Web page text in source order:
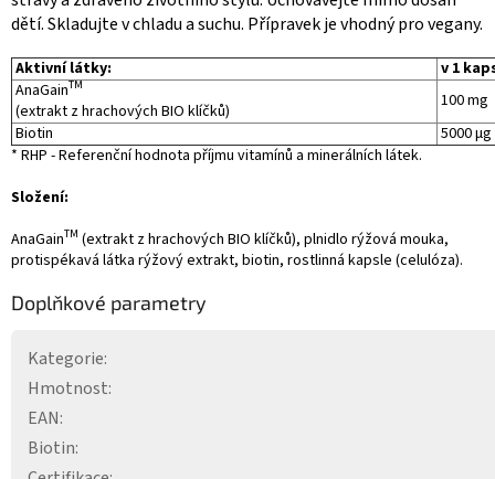
dětí. Skladujte v chladu a suchu. Přípravek je vhodný pro vegany.
Aktivní látky:
v 1
AnaGainTM
(extrakt z hrachových BIO klíčků)
100 mg
Biotin
5000
* RHP - Referenční hodnota příjmu vitamínů a minerálních látek.
Složení:
AnaGainTM (extrakt z hrachových BIO klíčků), plnidlo rýžová mouka,
protispékavá látka rýžový extrakt, biotin, rostlinná kapsle (celulóza).
Doplňkové parametry
Kategorie:
Hmotnost:
EAN:
Biotin: